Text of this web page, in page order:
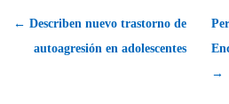
← Describen nuevo trastorno de
autoagresión en adolescentes
→